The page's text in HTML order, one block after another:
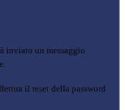
inviato un messaggio
il reset della password